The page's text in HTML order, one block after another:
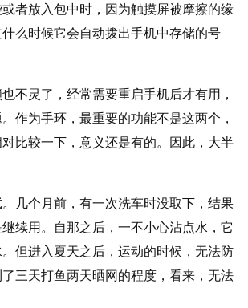
者放入包中时，因为触摸屏被摩擦的缘
么时候它会自动拨出手机中存储的号
不灵了，经常需要重启手机后才有用，
作为手环，最重要的功能不是这两个，
比较一下，意义还是有的。因此，大半
几个月前，有一次洗车时没取下，结果
续用。自那之后，一不小心沾点水，它
但进入夏天之后，运动的时候，无法防
三天打鱼两天晒网的程度，看来，无法